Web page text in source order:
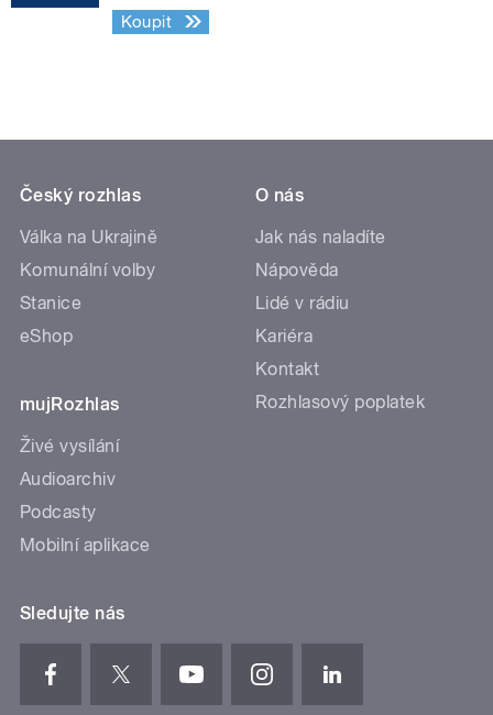
Koupit
Český rozhlas
Válka na Ukrajině
Komunální volby
Stanice
eShop
mujRozhlas
Živé vysílání
Audioarchiv
Podcasty
Mobilní aplikace
O nás
Jak nás naladíte
Nápověda
Lidé v rádiu
Kariéra
Kontakt
Rozhlasový poplatek
Sledujte nás